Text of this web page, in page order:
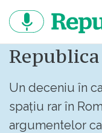
continut
Un deceniu în
spațiu rar în
argumentelor